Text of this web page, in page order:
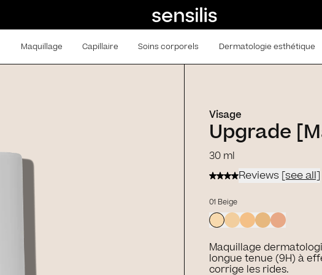
Maquillage Capillaire Soins corporels Dermatologie esthétique
Visage
Upgrade
30 ml
Reviews [see all]
01 Beige
Maquillage
longue tenue (9H) à
corrige les rides.